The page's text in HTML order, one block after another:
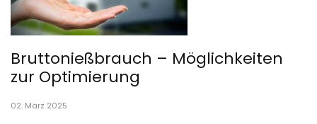
Bruttonießbrauch – Möglichkeiten
zur Optimierung
02. März 2025